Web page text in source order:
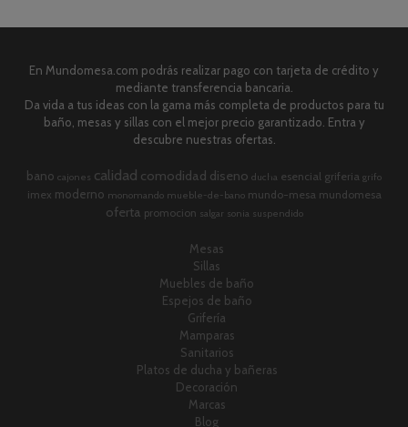
En Mundomesa.com podrás realizar pago con tarjeta de crédito y
mediante transferencia bancaria.
Da vida a tus ideas con la gama más completa de productos para tu
baño, mesas y sillas con el mejor precio garantizado. Entra y
descubre nuestras ofertas.
bano cajones calidad comodidad diseno ducha esencial griferia grifo
imex moderno monomando mueble-de-bano mundo-mesa mundomesa
oferta promocion salgar sonia suspendido
Mesas
Sillas
Muebles de baño
Espejos de baño
Grifería
Mamparas
Sanitarios
Platos de ducha y bañeras
Decoración
Marcas
Blog